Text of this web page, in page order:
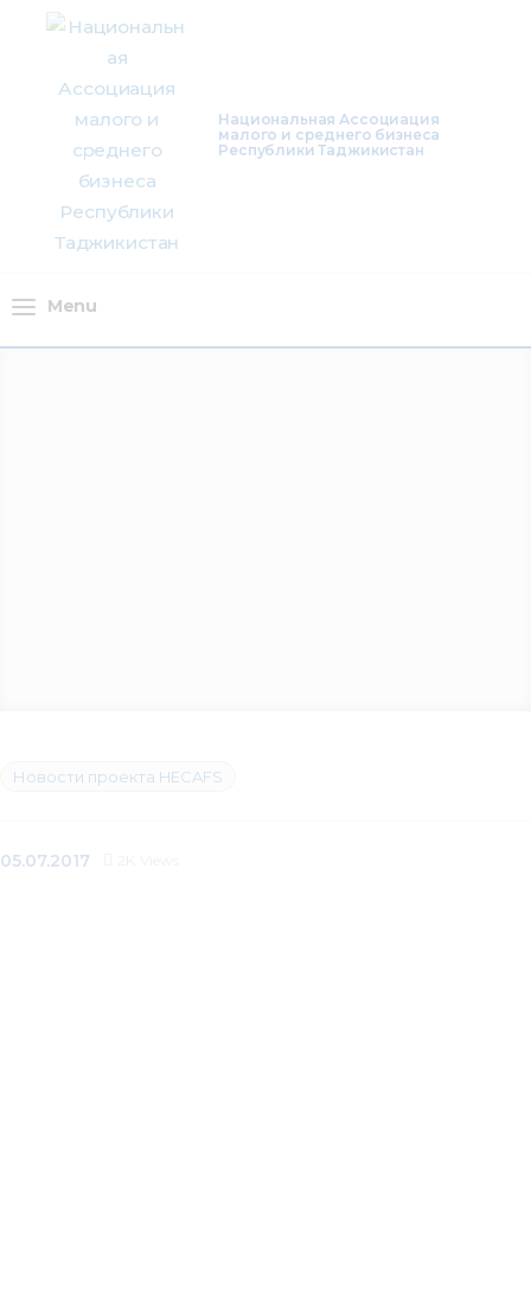
Национальная Ассоциация
малого и среднего бизнеса
Республики Таджикистан
Menu
О нас
Деятельность
Проекты
Членство
Инфоресурсы
Новости проекта HECAFS
05.07.2017